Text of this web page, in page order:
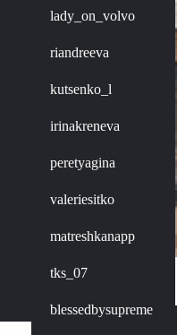
lady_on_volvo
riandreeva
kutsenko_l
irinakreneva
peretyagina
valeriesitko
matreshkanapp
tks_07
blessedbysupreme